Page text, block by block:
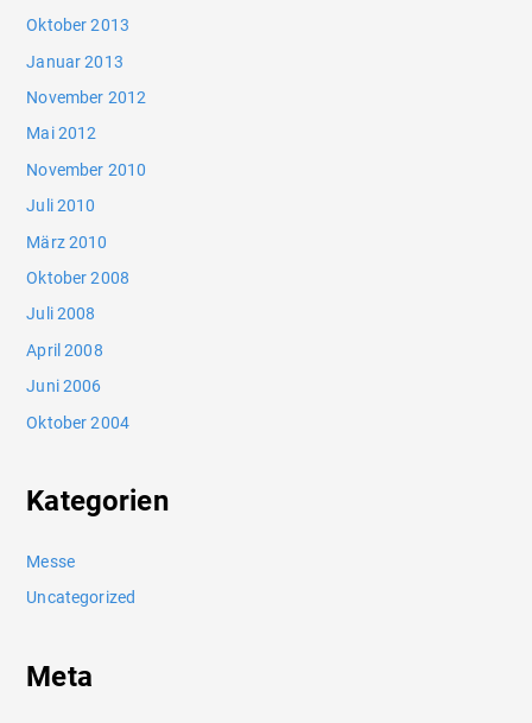
Oktober 2013
Januar 2013
November 2012
Mai 2012
November 2010
Juli 2010
März 2010
Oktober 2008
Juli 2008
April 2008
Juni 2006
Oktober 2004
Kategorien
Messe
Uncategorized
Meta